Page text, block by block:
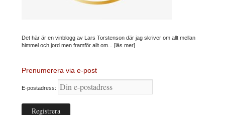
Det här är en vinblogg av Lars Torstenson där jag skriver om allt mellan
himmel och jord men framför allt om... [läs mer]
Prenumerera via e-post
E-postadress: